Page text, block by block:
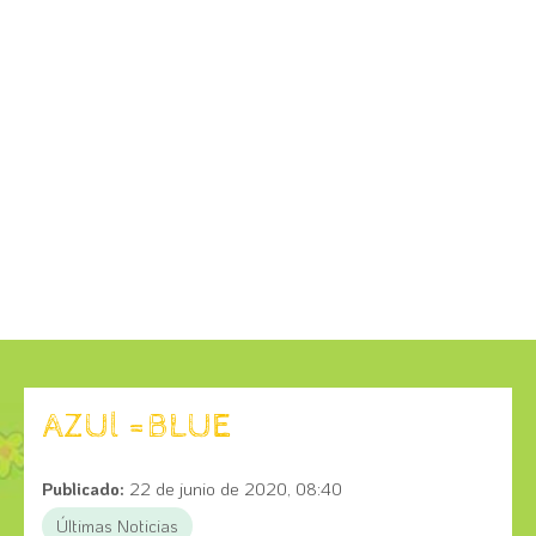
AZUl =BLUE
Publicado: 22 de junio de 2020, 08:40
Últimas Noticias